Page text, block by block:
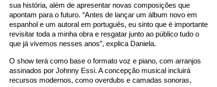
sua história, além de apresentar novas composições que
apontam para o futuro. “Antes de lançar um álbum novo em
espanhol e um autoral em português, eu sinto que é importante
revisitar toda a minha obra e resgatar junto ao público tudo o
que já vivemos nesses anos”, explica Daniela.
O show terá como base o formato voz e piano, com arranjos
assinados por Johnny Essi. A concepção musical incluirá
recursos modernos, como overdubs e camadas sonoras,